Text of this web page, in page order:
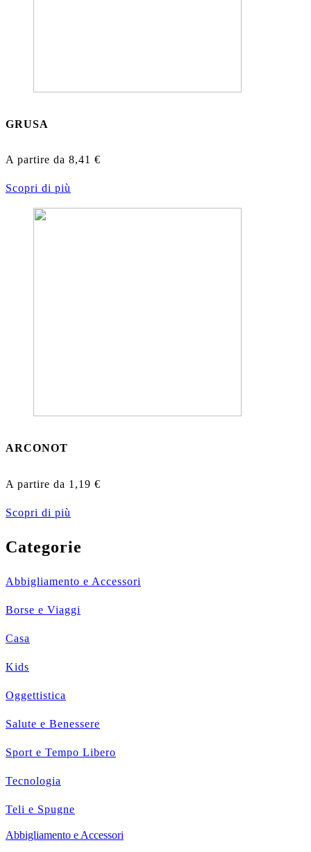
GRUSA
A partire da 8,41 €
Scopri di più
ARCONOT
A partire da 1,19 €
Scopri di più
Categorie
Abbigliamento e Accessori
Borse e Viaggi
Casa
Kids
Oggettistica
Salute e Benessere
Sport e Tempo Libero
Tecnologia
Teli e Spugne
Abbigliamento e Accessori